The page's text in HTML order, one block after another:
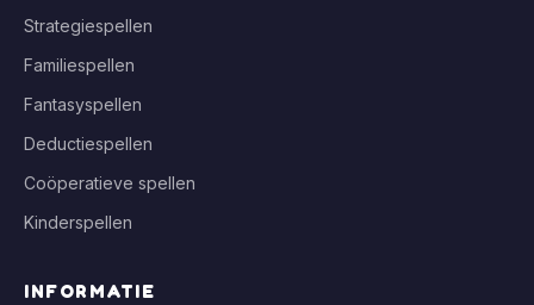
Strategiespellen
Familiespellen
Fantasyspellen
Deductiespellen
Coöperatieve spellen
Kinderspellen
INFORMATIE